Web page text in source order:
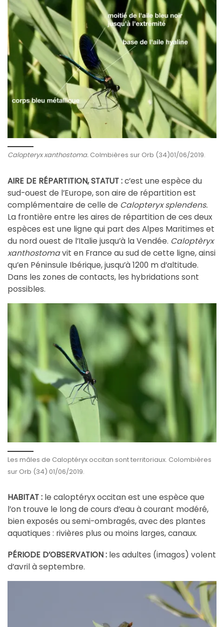
Calopteryx xanthostoma. Colmbières sur Orb (34)01/06/2019.
AIRE DE RÉPARTITION, STATUT :c’est une espèce du
sud-ouest de l’Europe, son aire de répartition est
complémentaire de celle de Calopteryx splendens.
La frontière entre les aires de répartition de ces deux
espèces est une ligne qui part des Alpes Maritimes et
du nord ouest de l’Italie jusqu’à la Vendée. Caloptèryx
xanthostomavit en France au sud de cette ligne, ainsi
qu’en Péninsule Ibérique, jusqu’à 1200 m d’altitude.
Dans les zones de contacts, les hybridations sont
possibles.
Les mâles de Caloptéryx occitan sont territoriaux. Colombières
sur Orb (34) 01/06/2019.
HABITAT : le caloptéryx occitan est une espèce que
l’on trouve le long de cours d’eau à courant modéré,
bien exposés ou semi-ombragés, avec des plantes
aquatiques : rivières plus ou moins larges, canaux.
PÉRIODE D’OBSERVATION : les adultes (imagos) volent
d’avril à septembre.